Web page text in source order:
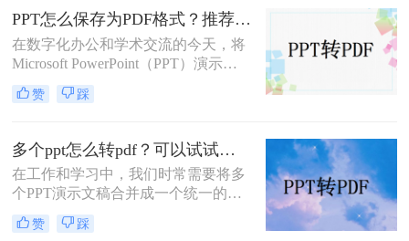
可以实现。那么电脑怎么ppt转pdf
呢？本文将详细介绍几种常用的PPT
转PDF的方法，帮助大家轻松完成转
换。
PPT怎么保存为PDF格式？推荐三种方法给大家！
在数字化办公和学术交流的今天，将
Microsoft PowerPoint（PPT）演示文
稿转换为PDF格式已成为一种常见的
需求。PDF格式因其跨平台兼容性、
特性，成为分享、打印和存档PPT文
件的理想选择。本文将详细介绍PPT
怎么保存为PDF格式，并探讨一些相
关的注意事项。
赞 踩
多个ppt怎么转pdf？可以试试这三种方法！
在工作和学习中，我们时常需要将多
个PPT演示文稿合并成一个统一的
PDF文档，无论是为了归档、分享还
是打印。这一过程不仅要求效率，更
赞 踩